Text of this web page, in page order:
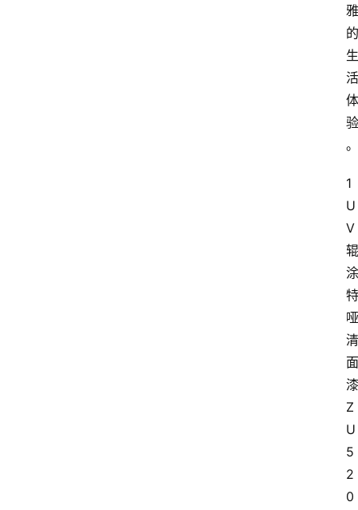
雅
的
生
活
体
验
。
1
U
V
辊
涂
特
哑
清
面
漆
Z
U
5
2
0